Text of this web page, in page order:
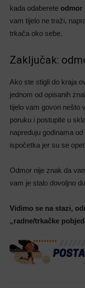
kada odaberete odmor
vam tijelo ne traži,
trkača oko sebe.
Zaključak:
Ako ste stigli do kraja
jednom od opisanih
tijelo vam govori nešto
poruku i postupite u
napreduju godinama
ispočetka jer su se
Odmor nije znak da
vam je stalo dovoljno
Vidimo se na stazi,
„radne/trkačke